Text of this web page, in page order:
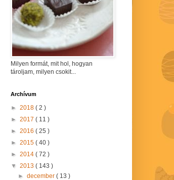
Milyen formát, mit hol, hogyan
tároljam, milyen csokit...
Archívum
► 2018 ( 2 )
► 2017 ( 11 )
► 2016 ( 25 )
► 2015 ( 40 )
► 2014 ( 72 )
▼ 2013 ( 143 )
►december( 13 )